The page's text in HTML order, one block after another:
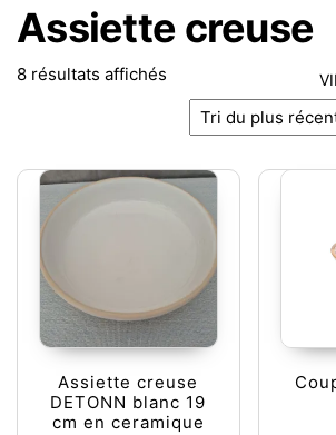
Assiette creuse
8 résultats affichés Trié du plus récent
Assiette creuse
DETONN blanc 19
cm en ceramique